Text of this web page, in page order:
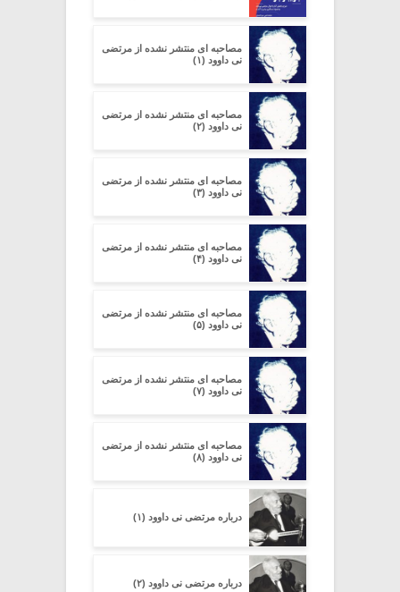
مصاحبه ای منتشر نشده از مرتضی
نی داوود (۱)
مصاحبه ای منتشر نشده از مرتضی
نی داوود (۲)
مصاحبه ای منتشر نشده از مرتضی
نی داوود (۳)
مصاحبه ای منتشر نشده از مرتضی
نی داوود (۴)
مصاحبه ای منتشر نشده از مرتضی
نی داوود (۵)
مصاحبه ای منتشر نشده از مرتضی
نی داوود (۷)
مصاحبه ای منتشر نشده از مرتضی
نی داوود (۸)
درباره مرتضی نی داوود (۱)
درباره مرتضی نی داوود (۲)